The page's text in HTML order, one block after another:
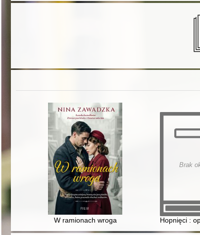
W ramionach wroga
Brak
Hopnięci :